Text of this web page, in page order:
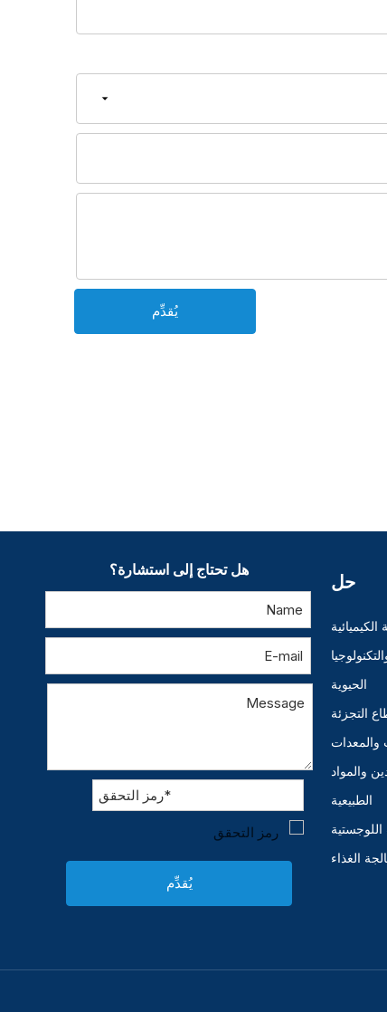
يُقدِّم
حل
الكيميائية
الحيوية
التجزئة
والمعدات
والمواد
الطبيعية
الغذاء
هل تحتاج إلى استشارة؟
يُقدِّم